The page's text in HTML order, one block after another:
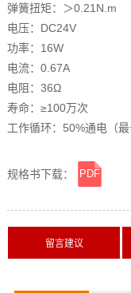
弹簧扭矩：＞0.21N.m
电压：DC24V
功率：16W
电流：0.67A
电阻：36Ω
寿命：≥100万次
工作循环：50%通电（最
规格书下载： PDF